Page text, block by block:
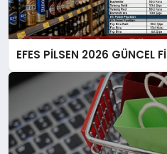
EFES PİLSEN 2026 GÜNCEL